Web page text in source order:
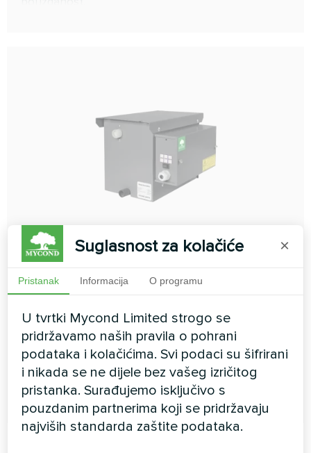
Ovlaživač zraka serije MHDM-3S
Ovlaživači zraka serije MHDM-3S su kompaktne,
značajkama bogate, precizno kontrolirane jedinice.
Jedinica je visoka 260 mm, što je čini prikladnom za
ugradnju iza spuštenog stropa, u sustave
ventilatorskih terminala, kanale AHU jedinica,
sustave dovoda svježeg zraka ili ventilacijske
sustave.
Kapacitet odvlaživanja: 1 ... 3 kg/h
Suglasnost za kolačiće ×
Pristanak Informacija O programu
U tvrtki Mycond Limited strogo se
pridržavamo naših pravila o pohrani
podataka i kolačićima. Svi podaci su šifrirani
i nikada se ne dijele bez vašeg izričitog
pristanka. Surađujemo isključivo s
pouzdanim partnerima koji se pridržavaju
najviših standarda zaštite podataka.